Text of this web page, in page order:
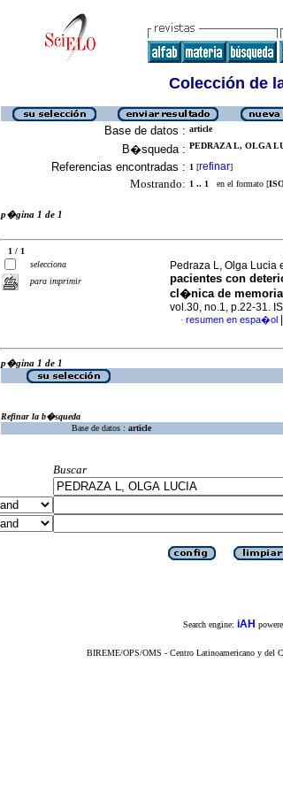
Colección de
Base de datos : article
B�squeda : PEDRAZA L, OLGA
Referencias encontradas : 1 [refinar]
Mostrando: 1 .. 1 en el formato [
p�gina 1 de 1
1 / 1
selecciona
para imprimir
Pedraza L, Olga Lucia
pacientes con
cl�nica de
vol.30, no.1, p.22-31.
· resumen en espa�ol
p�gina 1 de 1
Refinar la b�squeda
Base de datos : article
Buscar
Search engine: iAH
BIREME/OPS/OMS - Centro Latinoamericano y del